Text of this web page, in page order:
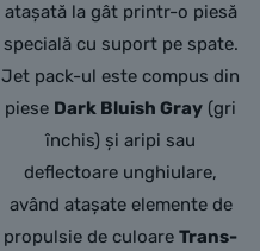
atașată la gât printr-o piesă
specială cu suport pe spate.
Jet pack-ul este compus din
piese Dark Bluish Gray (gri
închis) și aripi sau
deflectoare unghiulare,
având atașate elemente de
propulsie de culoareTrans-